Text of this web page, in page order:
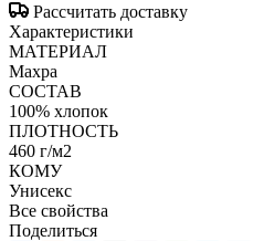
Рассчитать доставку
Характеристики
МАТЕРИАЛ
Махра
СОСТАВ
100% хлопок
ПЛОТНОСТЬ
460 г/м2
КОМУ
Унисекс
Все свойства
Поделиться